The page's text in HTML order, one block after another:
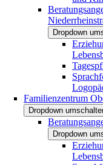
Dropdown
Familienzentrum
Dropdown
Dropdown